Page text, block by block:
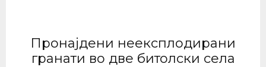
Пронајдени неексплодирани
гранати во две битолски села